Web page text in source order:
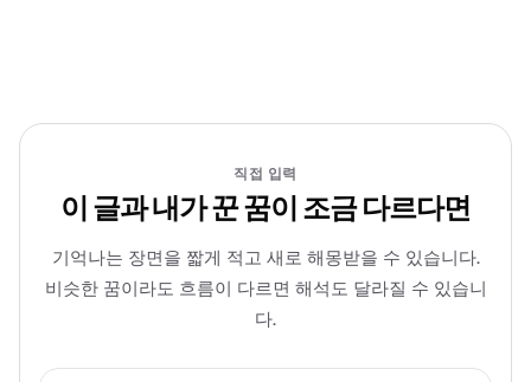
직접 입력
이 글과 내가 꾼 꿈이 조금 다르다면
기억나는 장면을 짧게 적고 새로 해몽받을 수 있습니다.
비슷한 꿈이라도 흐름이 다르면 해석도 달라질 수 있습니
다.